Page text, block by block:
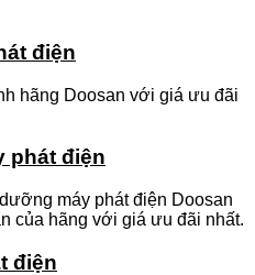
điện
hãng Doosan với giá ưu đãi
phát điện
máy phát điện Doosan
của hãng với giá ưu đãi nhất.
điện